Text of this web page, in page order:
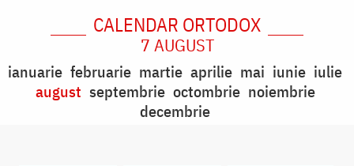
CALENDAR ORTODOX
7 AUGUST
ianuarie februarie martie aprilie mai iunie iulie
august septembrie octombrie noiembrie
decembrie